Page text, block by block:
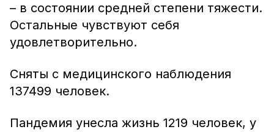
– в состоянии средней степени тяжести.
Остальные чувствуют себя
удовлетворительно.
Сняты с медицинского наблюдения
137499 человек.
Пандемия унесла жизнь 1219 человек, у